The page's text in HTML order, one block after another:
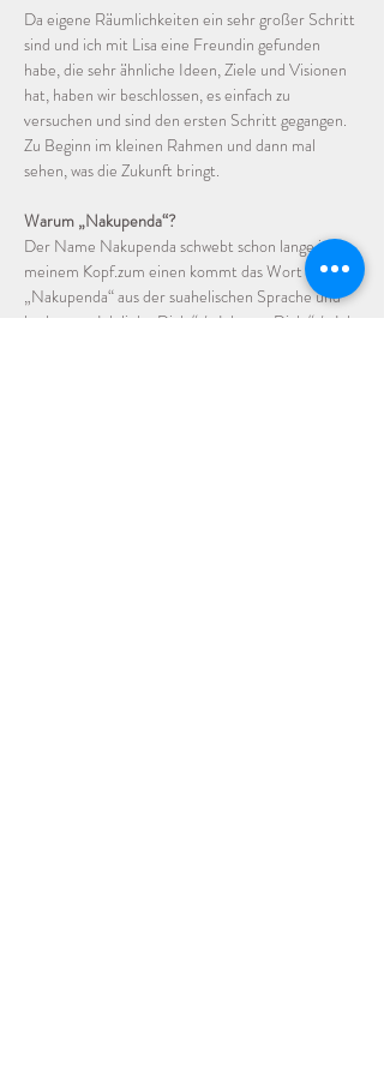
Da eigene Räumlichkeiten ein sehr großer Schritt
sind und ich mit Lisa eine Freundin gefunden
habe, die sehr ähnliche Ideen, Ziele und Visionen
hat, haben wir beschlossen, es einfach zu
versuchen und sind den ersten Schritt gegangen.
Zu Beginn im kleinen Rahmen und dann mal
sehen, was die Zukunft bringt.
Warum „Nakupenda“?
Der Name Nakupenda schwebt schon lange in
meinem Kopf.zum einen kommt das Wort
„Nakupenda“ aus der suahelischen Sprache und
bedeutet „Ich liebe Dich.“ / „Ich mag Dich.“ / „Ich